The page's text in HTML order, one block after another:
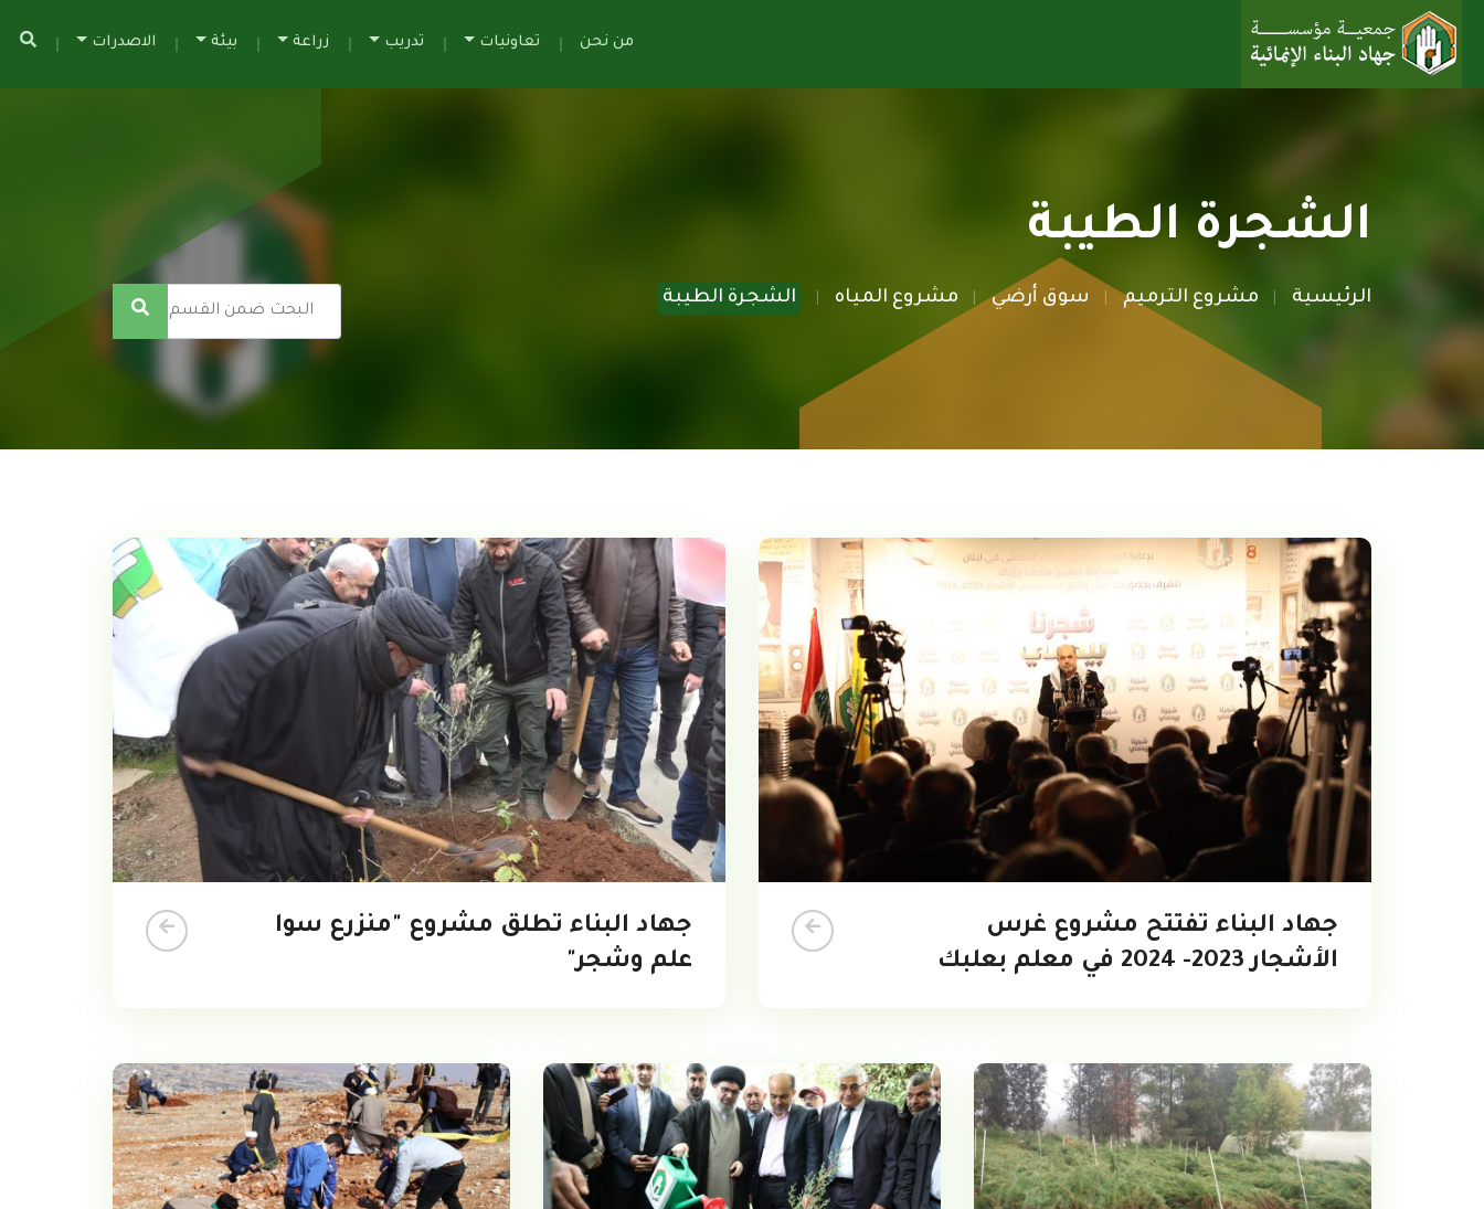
من نحن تعاونيات تدريب زراعة بيئة الاصدرات
الشجرة الطيبة
الرئيسية مشروع الترميم سوق أرضي مشروع المياه الشجرة الطيبة
جهاد البناء تفتتح مشروع غرس
الأشجار 2023- 2024 في معلم بعلبك
جهاد البناء تطلق مشروع "منزرع سوا
علم وشجر"